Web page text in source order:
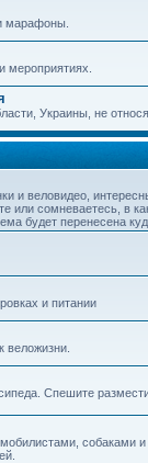
марафоны.
мероприятиях.
Украины, не
и веловидео,
или сомневаетесь, в
будет перенесена
и питании
Спешите
собаками